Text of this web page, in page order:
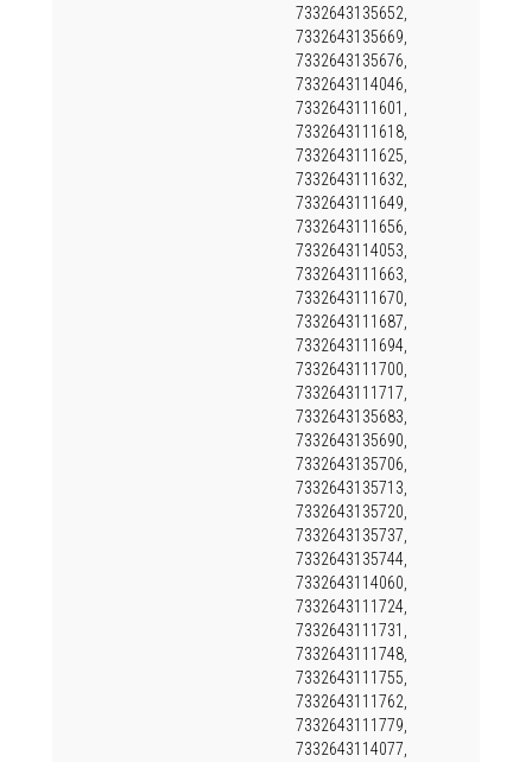
7332643135652,
7332643135669,
7332643135676,
7332643114046,
7332643111601,
7332643111618,
7332643111625,
7332643111632,
7332643111649,
7332643111656,
7332643114053,
7332643111663,
7332643111670,
7332643111687,
7332643111694,
7332643111700,
7332643111717,
7332643135683,
7332643135690,
7332643135706,
7332643135713,
7332643135720,
7332643135737,
7332643135744,
7332643114060,
7332643111724,
7332643111731,
7332643111748,
7332643111755,
7332643111762,
7332643111779,
7332643114077,